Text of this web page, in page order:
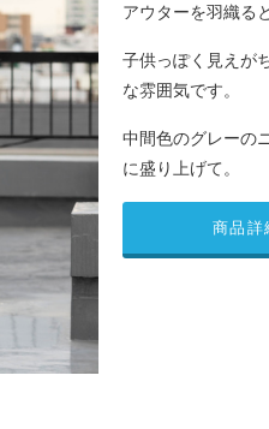
アウターを羽織る
子供っぽく見えが
な雰囲気です。
中間色のグレーの
に盛り上げて。
商品詳